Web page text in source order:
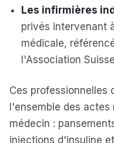
Les infirmières
privés intervenant
médicale,
l'Association
Ces professionnelles
l'ensemble des
médecin :
injections d'insuline